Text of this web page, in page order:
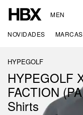
MEN
NOVIDADES MARCAS
HYPEGOLF
HYPEGOLF
FACTION
Shirts